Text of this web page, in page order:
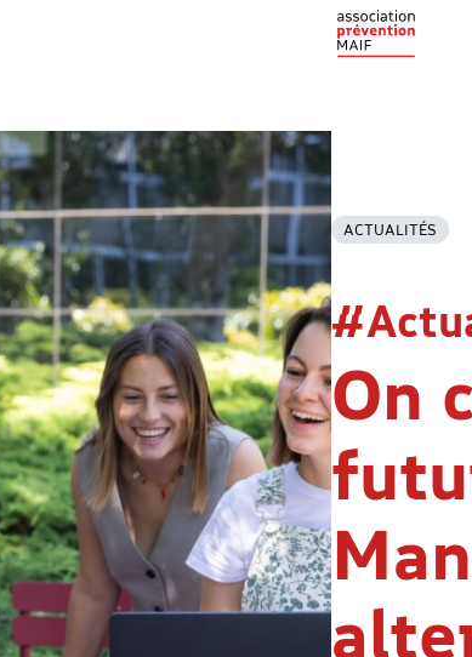
ACTUALITÉS
On